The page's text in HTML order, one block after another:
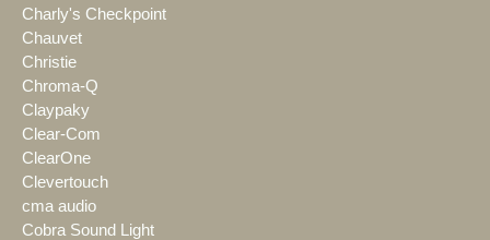
Charly's Checkpoint
Chauvet
Christie
Chroma-Q
Claypaky
Clear-Com
ClearOne
Clevertouch
cma audio
Cobra Sound Light